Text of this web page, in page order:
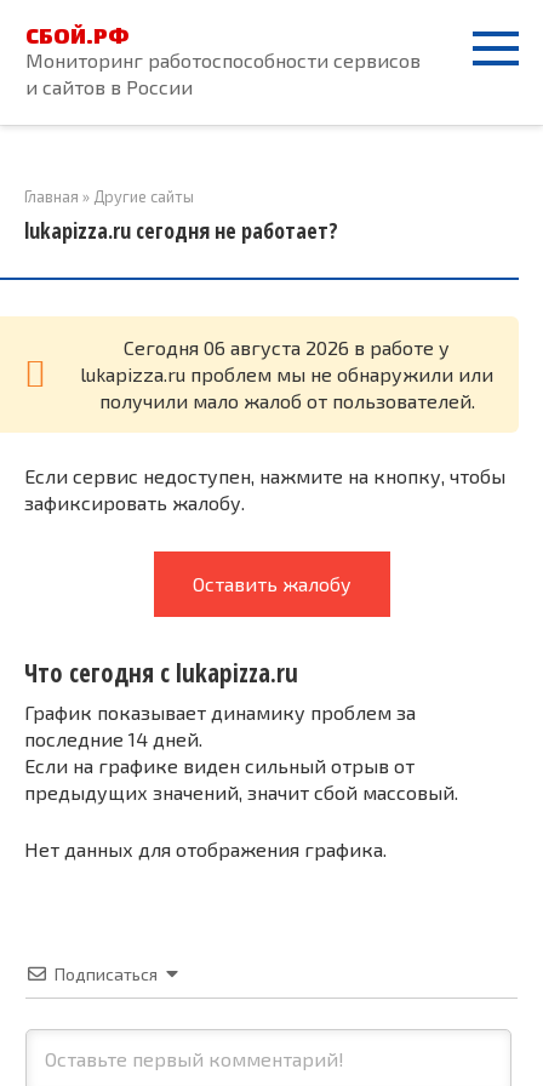
контенту
СБОЙ.РФ
Мониторинг работоспособности сервисов
и сайтов в России
Главная » Другие сайты
lukapizza.ru сегодня не работает?
Cегодня 06 августа 2026 в работе у
lukapizza.ru проблем мы не обнаружили или
получили мало жалоб от пользователей.
Если сервис недоступен, нажмите на кнопку, чтобы
зафиксировать жалобу.
Оставить жалобу
Что сегодня с lukapizza.ru
График показывает динамику проблем за
последние 14 дней.
Если на графике виден сильный отрыв от
предыдущих значений, значит сбой массовый.
Нет данных для отображения графика.
Подписаться